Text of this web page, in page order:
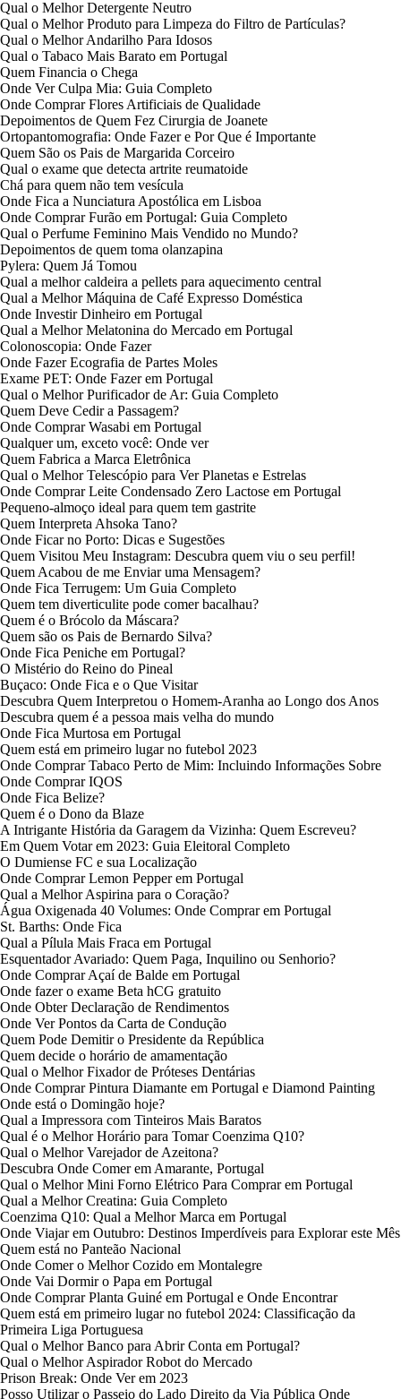
Qual o Melhor Detergente Neutro
Qual o Melhor Produto para Limpeza do Filtro de Partículas?
Qual o Melhor Andarilho Para Idosos
Qual o Tabaco Mais Barato em Portugal
Quem Financia o Chega
Onde Ver Culpa Mia: Guia Completo
Onde Comprar Flores Artificiais de Qualidade
Depoimentos de Quem Fez Cirurgia de Joanete
Ortopantomografia: Onde Fazer e Por Que é Importante
Quem São os Pais de Margarida Corceiro
Qual o exame que detecta artrite reumatoide
Chá para quem não tem vesícula
Onde Fica a Nunciatura Apostólica em Lisboa
Onde Comprar Furão em Portugal: Guia Completo
Qual o Perfume Feminino Mais Vendido no Mundo?
Depoimentos de quem toma olanzapina
Pylera: Quem Já Tomou
Qual a melhor caldeira a pellets para aquecimento central
Qual a Melhor Máquina de Café Expresso Doméstica
Onde Investir Dinheiro em Portugal
Qual a Melhor Melatonina do Mercado em Portugal
Colonoscopia: Onde Fazer
Onde Fazer Ecografia de Partes Moles
Exame PET: Onde Fazer em Portugal
Qual o Melhor Purificador de Ar: Guia Completo
Quem Deve Cedir a Passagem?
Onde Comprar Wasabi em Portugal
Qualquer um, exceto você: Onde ver
Quem Fabrica a Marca Eletrônica
Qual o Melhor Telescópio para Ver Planetas e Estrelas
Onde Comprar Leite Condensado Zero Lactose em Portugal
Pequeno-almoço ideal para quem tem gastrite
Quem Interpreta Ahsoka Tano?
Onde Ficar no Porto: Dicas e Sugestões
Quem Visitou Meu Instagram: Descubra quem viu o seu perfil!
Quem Acabou de me Enviar uma Mensagem?
Onde Fica Terrugem: Um Guia Completo
Quem tem diverticulite pode comer bacalhau?
Quem é o Brócolo da Máscara?
Quem são os Pais de Bernardo Silva?
Onde Fica Peniche em Portugal?
O Mistério do Reino do Pineal
Buçaco: Onde Fica e o Que Visitar
Descubra Quem Interpretou o Homem-Aranha ao Longo dos Anos
Descubra quem é a pessoa mais velha do mundo
Onde Fica Murtosa em Portugal
Quem está em primeiro lugar no futebol 2023
Onde Comprar Tabaco Perto de Mim: Incluindo Informações Sobre
Onde Comprar IQOS
Onde Fica Belize?
Quem é o Dono da Blaze
A Intrigante História da Garagem da Vizinha: Quem Escreveu?
Em Quem Votar em 2023: Guia Eleitoral Completo
O Dumiense FC e sua Localização
Onde Comprar Lemon Pepper em Portugal
Qual a Melhor Aspirina para o Coração?
Água Oxigenada 40 Volumes: Onde Comprar em Portugal
St. Barths: Onde Fica
Qual a Pílula Mais Fraca em Portugal
Esquentador Avariado: Quem Paga, Inquilino ou Senhorio?
Onde Comprar Açaí de Balde em Portugal
Onde fazer o exame Beta hCG gratuito
Onde Obter Declaração de Rendimentos
Onde Ver Pontos da Carta de Condução
Quem Pode Demitir o Presidente da República
Quem decide o horário de amamentação
Qual o Melhor Fixador de Próteses Dentárias
Onde Comprar Pintura Diamante em Portugal e Diamond Painting
Onde está o Domingão hoje?
Qual a Impressora com Tinteiros Mais Baratos
Qual é o Melhor Horário para Tomar Coenzima Q10?
Qual o Melhor Varejador de Azeitona?
Descubra Onde Comer em Amarante, Portugal
Qual o Melhor Mini Forno Elétrico Para Comprar em Portugal
Qual a Melhor Creatina: Guia Completo
Coenzima Q10: Qual a Melhor Marca em Portugal
Onde Viajar em Outubro: Destinos Imperdíveis para Explorar este Mês
Quem está no Panteão Nacional
Onde Comer o Melhor Cozido em Montalegre
Onde Vai Dormir o Papa em Portugal
Onde Comprar Planta Guiné em Portugal e Onde Encontrar
Quem está em primeiro lugar no futebol 2024: Classificação da
Primeira Liga Portuguesa
Qual o Melhor Banco para Abrir Conta em Portugal?
Qual o Melhor Aspirador Robot do Mercado
Prison Break: Onde Ver em 2023
Posso Utilizar o Passeio do Lado Direito da Via Pública Onde